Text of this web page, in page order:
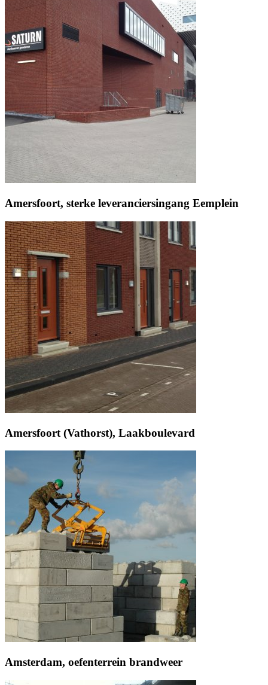
Amersfoort, sterke leveranciersingang Eemplein
Amersfoort (Vathorst), Laakboulevard
Amsterdam, oefenterrein brandweer